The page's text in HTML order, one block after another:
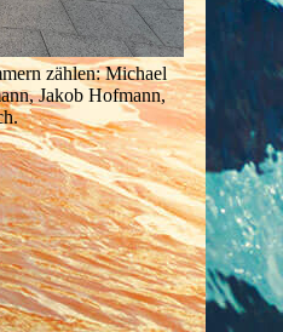
zählen: Michael
Jakob Hofmann,